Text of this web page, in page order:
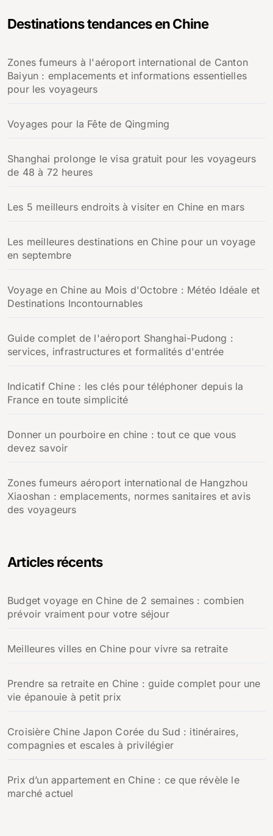
r
e
r
Destinations tendances en Chine
Zones fumeurs à l'aéroport international de Canton
Baiyun : emplacements et informations essentielles
pour les voyageurs
Voyages pour la Fête de Qingming
Shanghai prolonge le visa gratuit pour les voyageurs
de 48 à 72 heures
Les 5 meilleurs endroits à visiter en Chine en mars
Les meilleures destinations en Chine pour un voyage
en septembre
Voyage en Chine au Mois d'Octobre : Météo Idéale et
Destinations Incontournables
Guide complet de l'aéroport Shanghai-Pudong :
services, infrastructures et formalités d'entrée
Indicatif Chine : les clés pour téléphoner depuis la
France en toute simplicité
Donner un pourboire en chine : tout ce que vous
devez savoir
Zones fumeurs aéroport international de Hangzhou
Xiaoshan : emplacements, normes sanitaires et avis
des voyageurs
Articles récents
Budget voyage en Chine de 2 semaines : combien
prévoir vraiment pour votre séjour
Meilleures villes en Chine pour vivre sa retraite
Prendre sa retraite en Chine : guide complet pour une
vie épanouie à petit prix
Croisière Chine Japon Corée du Sud : itinéraires,
compagnies et escales à privilégier
Prix d’un appartement en Chine : ce que révèle le
marché actuel